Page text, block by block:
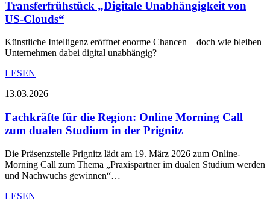
Transferfrühstück „Digitale Unabhängigkeit von
US-Clouds“
Künstliche Intelligenz eröffnet enorme Chancen – doch wie bleiben
Unternehmen dabei digital unabhängig?
LESEN
13.03.2026
Fachkräfte für die Region: Online Morning Call
zum dualen Studium in der Prignitz
Die Präsenzstelle Prignitz lädt am 19. März 2026 zum Online-
Morning Call zum Thema „Praxispartner im dualen Studium werden
und Nachwuchs gewinnen“…
LESEN